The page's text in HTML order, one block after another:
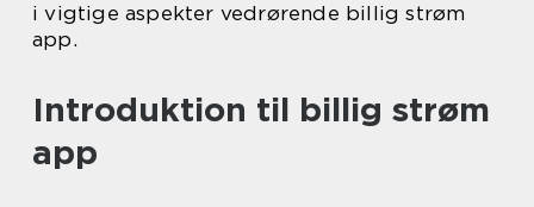
i vigtige aspekter vedrørende billig strøm
app.
Introduktion til billig strøm
app